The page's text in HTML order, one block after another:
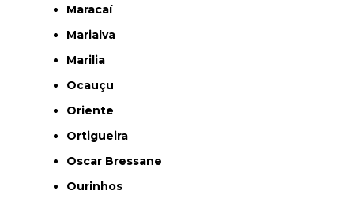
Maracaí
Marialva
Marilia
Ocauçu
Oriente
Ortigueira
Oscar Bressane
Ourinhos